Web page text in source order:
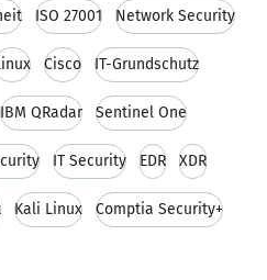
ISO 27001 Network Security
Cisco IT-Grundschutz
IBM QRadar Sentinel One
IT Security EDR XDR
Kali Linux Comptia Security+